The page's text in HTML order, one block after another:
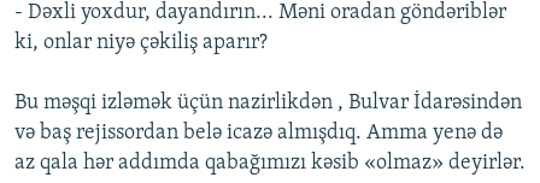
- Dəxli yoxdur, dayandırın... Məni oradan göndəriblər
ki, onlar niyə çəkiliş aparır?
Bu məşqi izləmək üçün nazirlikdən , Bulvar İdarəsindən
və baş rejissordan belə icazə almışdıq. Amma yenə də
az qala hər addımda qabağımızı kəsib «olmaz» deyirlər.